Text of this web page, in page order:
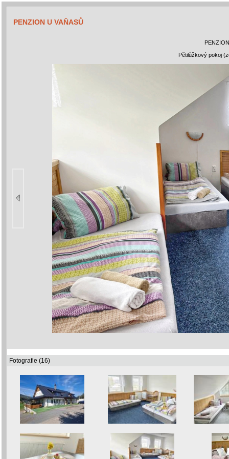
PENZION U VAŇASŮ
Pětilůžkový pokoj
Fotografie (16)